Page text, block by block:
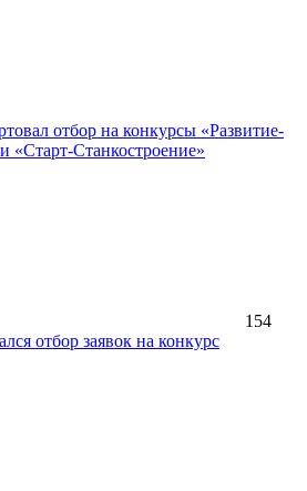
отбор на конкурсы «Развитие-
«Старт-Станкостроение»
154
отбор заявок на конкурс